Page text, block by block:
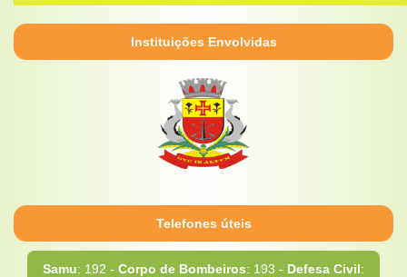
Instituições Envolvidas
Telefones úteis
Samu: 192 - Corpo de Bombeiros: 193 - Defesa Civil: